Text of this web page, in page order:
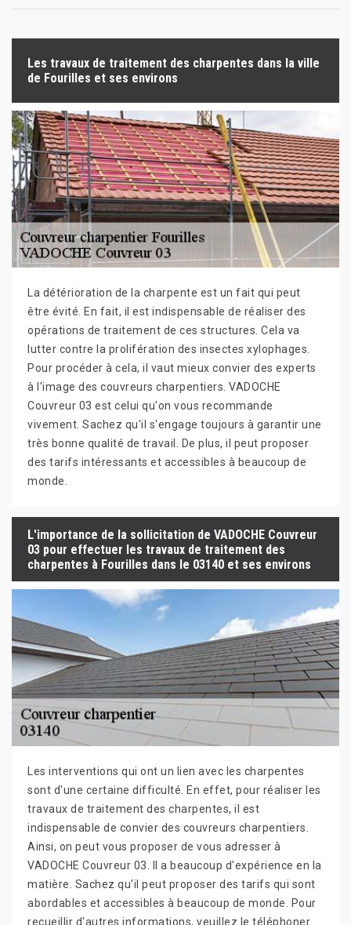
Les travaux de traitement des charpentes dans la ville
de Fourilles et ses environs
La détérioration de la charpente est un fait qui peut
être évité. En fait, il est indispensable de réaliser des
opérations de traitement de ces structures. Cela va
lutter contre la prolifération des insectes xylophages.
Pour procéder à cela, il vaut mieux convier des experts
à l'image des couvreurs charpentiers. VADOCHE
Couvreur 03 est celui qu'on vous recommande
vivement. Sachez qu'il s'engage toujours à garantir une
très bonne qualité de travail. De plus, il peut proposer
des tarifs intéressants et accessibles à beaucoup de
monde.
L'importance de la sollicitation de VADOCHE Couvreur
03 pour effectuer les travaux de traitement des
charpentes à Fourilles dans le 03140 et ses environs
Les interventions qui ont un lien avec les charpentes
sont d'une certaine difficulté. En effet, pour réaliser les
travaux de traitement des charpentes, il est
indispensable de convier des couvreurs charpentiers.
Ainsi, on peut vous proposer de vous adresser à
VADOCHE Couvreur 03. Il a beaucoup d'expérience en la
matière. Sachez qu'il peut proposer des tarifs qui sont
abordables et accessibles à beaucoup de monde. Pour
recueillir d'autres informations, veuillez le téléphoner